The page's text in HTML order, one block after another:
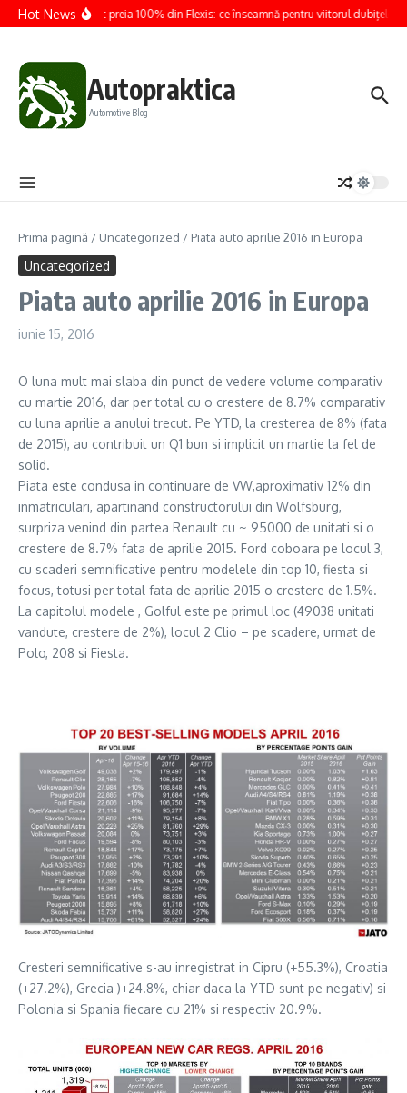
Sari la conținut
Hot NewsRenault preia 100% din Flexis: ce înseamnă pentru viitorul dubițelor
Autopraktica
Automotive Blog
Prima pagină / Uncategorized / Piata auto aprilie 2016 in Europa
Uncategorized
Piata auto aprilie 2016 in Europa
iunie 15, 2016
O luna mult mai slaba din punct de vedere volume comparativ
cu martie 2016, dar per total cu o crestere de 8.7% comparativ
cu luna aprilie a anului trecut. Pe YTD, la cresterea de 8% (fata
de 2015), au contribuit un Q1 bun si implicit un martie la fel de
solid.
Piata este condusa in continuare de VW,aproximativ 12% din
inmatriculari, apartinand constructorului din Wolfsburg,
surpriza venind din partea Renault cu ~ 95000 de unitati si o
crestere de 8.7% fata de aprilie 2015. Ford coboara pe locul 3,
cu scaderi semnificative pentru modelele din top 10, fiesta si
focus, totusi per total fata de aprilie 2015 o crestere de 1.5%.
La capitolul modele , Golful este pe primul loc (49038 unitati
vandute, crestere de 2%), locul 2 Clio – pe scadere, urmat de
Polo, 208 si Fiesta.
Cresteri semnificative s-au inregistrat in Cipru (+55.3%), Croatia
(+27.2%), Grecia )+24.8%, chiar daca la YTD sunt pe negativ) si
Polonia si Spania fiecare cu 21% si respectiv 20.9%.